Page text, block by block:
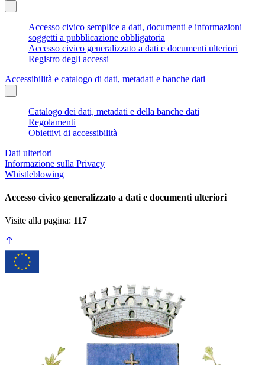
Accesso civico semplice a dati, documenti e informazioni
soggetti a pubblicazione obbligatoria
Accesso civico generalizzato a dati e documenti ulteriori
Registro degli accessi
Accessibilità e catalogo di dati, metadati e banche dati
Catalogo dei dati, metadati e della banche dati
Regolamenti
Obiettivi di accessibilità
Dati ulteriori
Informazione sulla Privacy
Whistleblowing
Accesso civico generalizzato a dati e documenti ulteriori
Visite alla pagina: 117